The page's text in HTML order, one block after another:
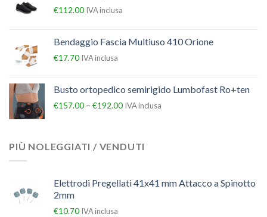
€112.00 IVA inclusa
Bendaggio Fascia Multiuso 410 Orione
€17.70 IVA inclusa
Busto ortopedico semirigido Lumbofast Ro+ten
€157.00 – €192.00 IVA inclusa
PIÙ NOLEGGIATI / VENDUTI
Elettrodi Pregellati 41x41 mm Attacco a Spinotto
2mm
€10.70 IVA inclusa